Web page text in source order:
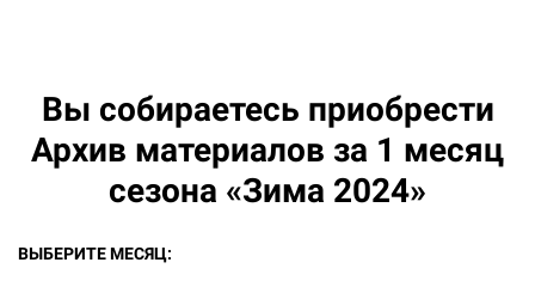
Вы собираетесь приобрести
Архив материалов за 1 месяц
сезона «Зима 2024»
ВЫБЕРИТЕ МЕСЯЦ: